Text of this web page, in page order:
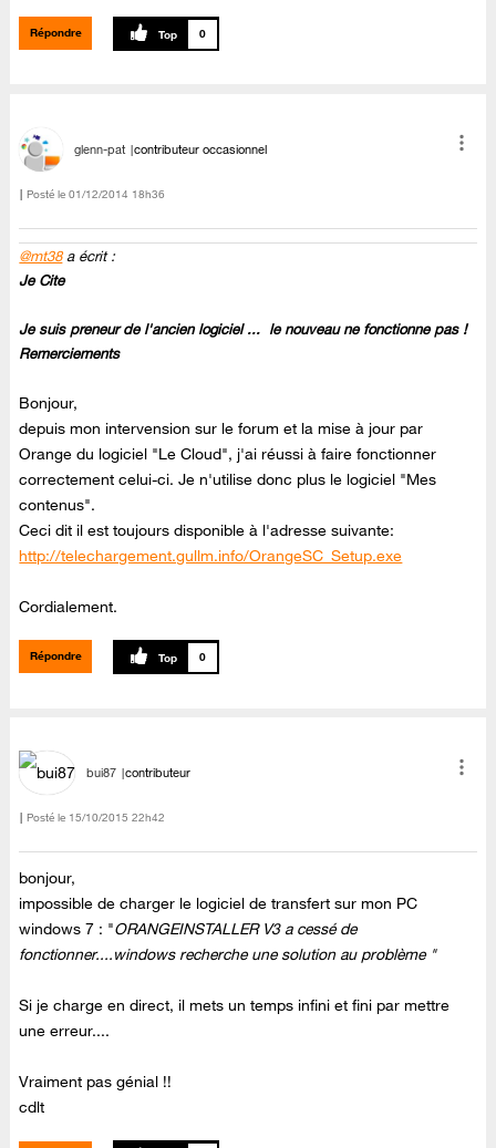
Répondre 0
glenn-pat contributeur occasionnel
Posté le ‎01/12/2014 18h36
@mt38a écrit :
Je Cite
Je suis preneur de l'ancien logiciel ... le nouveau ne fonctionne pas !
Remerciements
Bonjour,
depuis mon intervension sur le forum et la mise à jour par
Orange du logiciel "Le Cloud", j'ai réussi à faire fonctionner
correctement celui-ci. Je n'utilise donc plus le logiciel "Mes
contenus".
Ceci dit il est toujours disponible à l'adresse suivante:
http://telechargement.gullm.info/OrangeSC_Setup.exe
Cordialement.
Répondre 0
bui87 contributeur
Posté le ‎15/10/2015 22h42
bonjour,
impossible de charger le logiciel de transfert sur mon PC
windows 7 : "ORANGEINSTALLER V3 a cessé de
fonctionner....windows recherche une solution au problème "
Si je charge en direct, il mets un temps infini et fini par mettre
une erreur....
Vraiment pas génial !!
cdlt